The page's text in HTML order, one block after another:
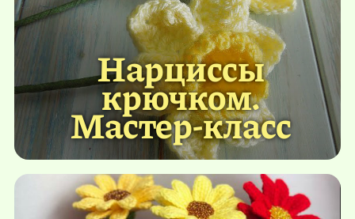
Нарциссы
крючком.
Мастер-класс